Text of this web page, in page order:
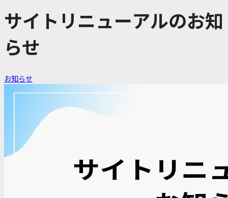
サイトリニューアルのお知
らせ
お知らせ